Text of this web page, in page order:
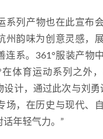
系列产物也在此宣布
州韵味为创意灵感，
连系。361°服装产物
在体育运动系列之外
设计，通过此次与刘勇
场，在历史与现代、
年轻气力。”